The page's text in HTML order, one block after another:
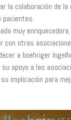
la colaboración de
pacientes.
muy
con otras
a boehriger
apoyo a las
implicación para